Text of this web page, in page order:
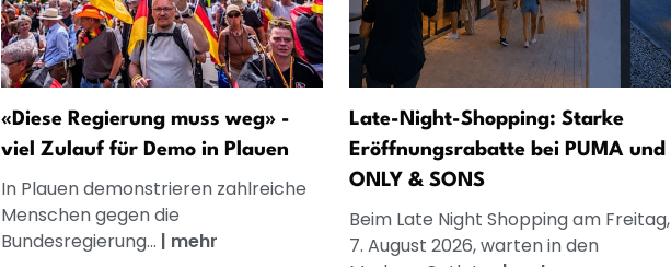
«Diese Regierung muss weg» -
viel Zulauf für Demo in Plauen
In Plauen demonstrieren zahlreiche
Menschen gegen die
Bundesregierung... | mehr
Late-Night-Shopping: Starke
Eröffnungsrabatte bei PUMA und
ONLY & SONS
Beim Late Night Shopping am Freitag,
7. August 2026, warten in den